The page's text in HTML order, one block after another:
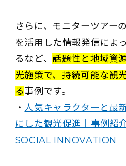
さらに、モニターツアー
を活用した情報発信によ
るなど、 話題性と地域資
光施策で、持続可能な観
る事例です。
・ 人気キャラクターと最
にした観光促進｜事例紹
SOCIAL INNOVATION